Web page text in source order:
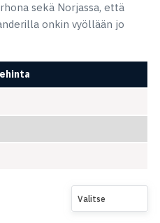
sekä Norjassa, että
onkin vyöllään jo
Valitse